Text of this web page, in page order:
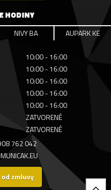
HODINY
NIVY BA AUPARK KE
10:00 - 16:00
10:00 - 16:00
10:00 - 16:00
10:00 - 16:00
10:00 - 16:00
ZATVORENÉ
ZATVORENÉ
762 042
zmluvy